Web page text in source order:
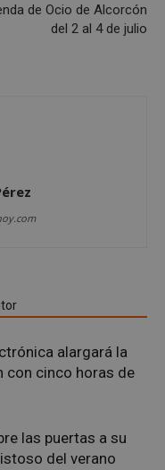
de Ocio de Alcorcón
del 2 al 4 de julio
alargará la
con cinco horas de
las puertas a su
del verano
Spotify Inc.